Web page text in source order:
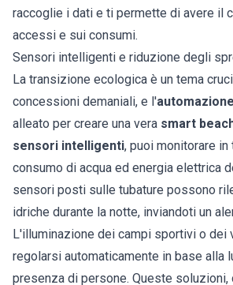
raccoglie i dati e ti permette di avere il
accessi e sui consumi.
Sensori intelligenti e riduzione degli
La transizione ecologica è un tema
concessioni demaniali, e l'
alleato per creare una vera smart
sensori intelligenti, puoi monitorare in
consumo di acqua ed energia elettrica
sensori posti sulle tubature possono
idriche durante la notte, inviandoti un
L'illuminazione dei campi sportivi o dei
regolarsi automaticamente in base alla
presenza di persone. Queste soluzioni,